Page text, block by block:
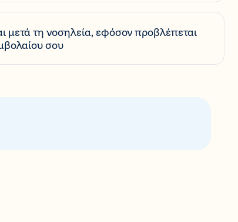
μετά τη νοσηλεία, εφόσον προβλέπεται
σου